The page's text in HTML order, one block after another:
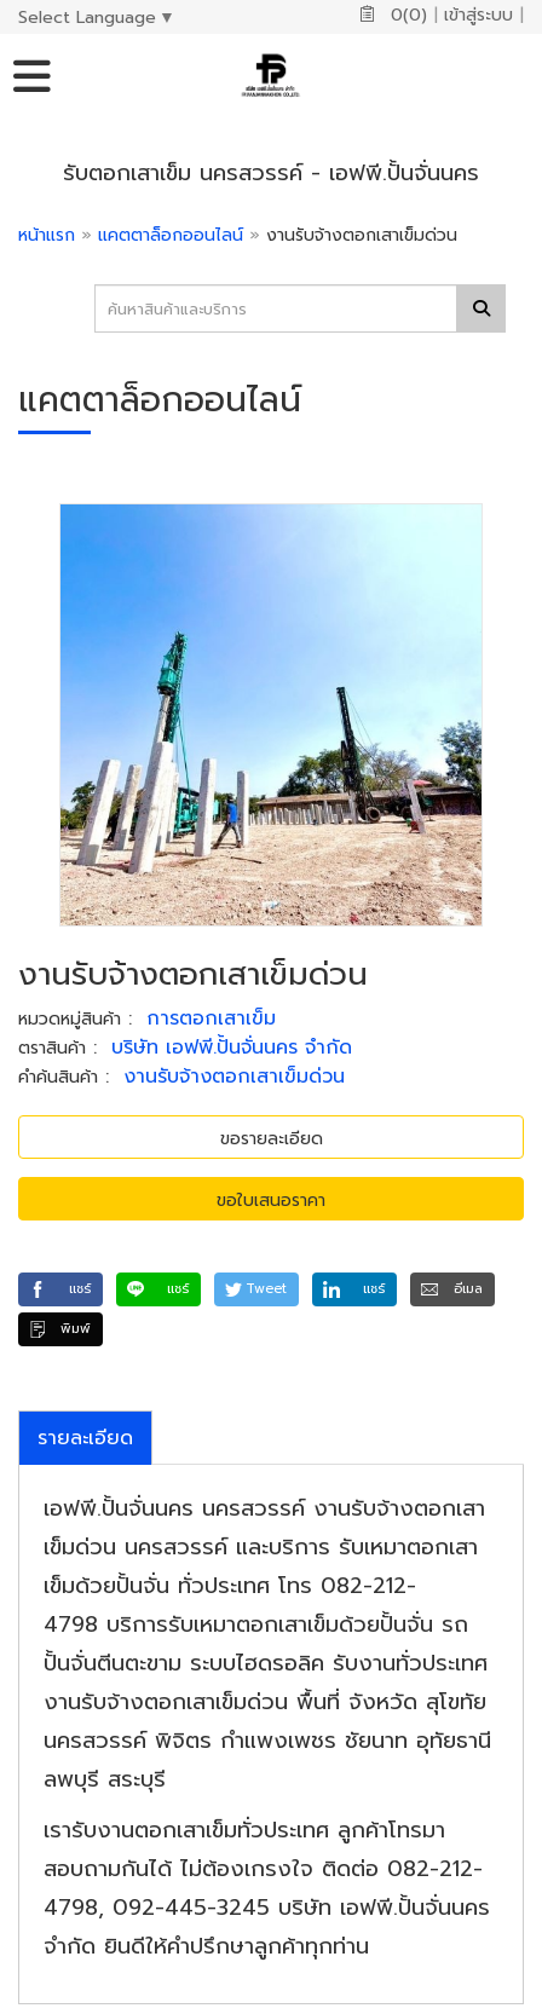
Select Language ▼ 0(0) | เข้าสู่ระบบ |
รับตอกเสาเข็ม นครสวรรค์ - เอฟพี.ปั้นจั่นนคร
หน้าแรก » แคตตาล็อกออนไลน์ » งานรับจ้างตอกเสาเข็มด่วน
แคตตาล็อกออนไลน์
งานรับจ้างตอกเสาเข็มด่วน
หมวดหมู่สินค้า : การตอกเสาเข็ม
ตราสินค้า : บริษัท เอฟพี.ปั้นจั่นนคร จำกัด
คำค้นสินค้า : งานรับจ้างตอกเสาเข็มด่วน
ขอรายละเอียด
ขอใบเสนอราคา
แชร์ แชร์ Tweet แชร์
อีเมล
พิมพ์
รายละเอียด
เอฟพี.ปั้นจั่นนคร นครสวรรค์ งานรับจ้างตอกเสา
เข็มด่วน นครสวรรค์ และบริการ รับเหมาตอกเสา
เข็มด้วยปั้นจั่น ทั่วประเทศ โทร 082-212-
4798 บริการรับเหมาตอกเสาเข็มด้วยปั้นจั่น รถ
ปั้นจั่นตีนตะขาม ระบบไฮดรอลิค รับงานทั่วประเทศ
งานรับจ้างตอกเสาเข็มด่วน พื้นที่ จังหวัด สุโขทัย
นครสวรรค์ พิจิตร กำแพงเพชร ชัยนาท อุทัยธานี
ลพบุรี สระบุรี
เรารับงานตอกเสาเข็มทั่วประเทศ ลูกค้าโทรมา
สอบถามกันได้ ไม่ต้องเกรงใจ ติดต่อ 082-212-
4798, 092-445-3245 บริษัท เอฟพี.ปั้นจั่นนคร
จำกัด ยินดีให้คำปรึกษาลูกค้าทุกท่าน